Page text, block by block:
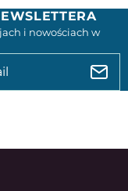
i nowościach w